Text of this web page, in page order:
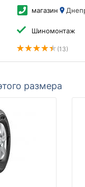
магазин
Шиномонтаж
(13)
размера